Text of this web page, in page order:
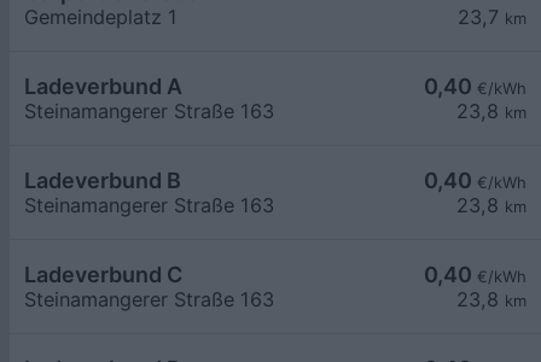
23,7 km
Gemeindeplatz 1
0,40 €/kWh
23,8 km
Ladeverbund A
Steinamangerer Straße 163
0,40 €/kWh
23,8 km
Ladeverbund B
Steinamangerer Straße 163
0,40 €/kWh
23,8 km
Ladeverbund C
Steinamangerer Straße 163